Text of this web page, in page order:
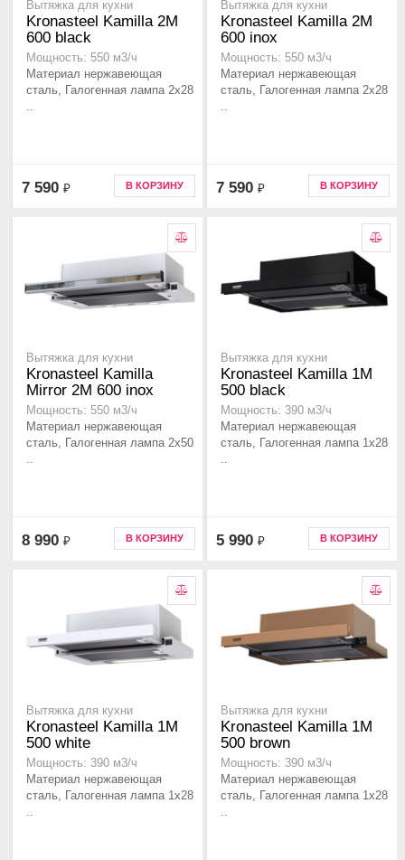
Вытяжка для кухни
Kronasteel Kamilla 2M
600 black
Мощность: 550 м3/ч
Материал нержавеющая
сталь, Галогенная лампа 2x28
..
7 590 ₽ В КОРЗИНУ
Вытяжка для кухни
Kronasteel Kamilla 2M
600 inox
Мощность: 550 м3/ч
Материал нержавеющая
сталь, Галогенная лампа 2x28
..
7 590 ₽ В КОРЗИНУ
Вытяжка для кухни
Kronasteel Kamilla
Mirror 2M 600 inox
Мощность: 550 м3/ч
Материал нержавеющая
сталь, Галогенная лампа 2x50
..
8 990 ₽ В КОРЗИНУ
Вытяжка для кухни
Kronasteel Kamilla 1M
500 black
Мощность: 390 м3/ч
Материал нержавеющая
сталь, Галогенная лампа 1x28
..
5 990 ₽ В КОРЗИНУ
Вытяжка для кухни
Kronasteel Kamilla 1M
500 white
Мощность: 390 м3/ч
Материал нержавеющая
сталь, Галогенная лампа 1x28
..
Вытяжка для кухни
Kronasteel Kamilla 1M
500 brown
Мощность: 390 м3/ч
Материал нержавеющая
сталь, Галогенная лампа 1x28
..